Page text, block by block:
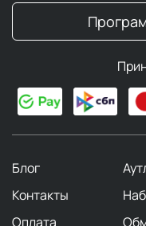
Блог
Контакты
Оплата